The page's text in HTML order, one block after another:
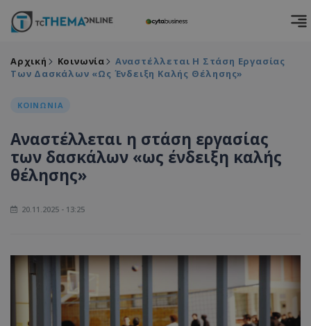
Αρχική Κοινωνία
Αναστέλλεται Η Στάση Εργασίας
Των Δασκάλων «ως Ένδειξη Καλής Θέλησης»
ΚΟΙΝΩΝΙΑ
Αναστέλλεται η στάση εργασίας
των δασκάλων «ως ένδειξη καλής
θέλησης»
20.11.2025 - 13:25